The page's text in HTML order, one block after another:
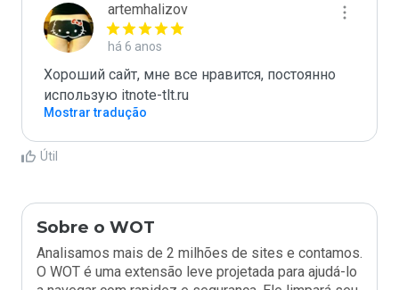
artemhalizov
há 6 anos
Хороший сайт, мне все нравится, постоянно
использую itnote-tlt.ru
Mostrar tradução
Útil
Sobre o WOT
Analisamos mais de 2 milhões de sites e contamos.
O WOT é uma extensão leve projetada para ajudá-lo